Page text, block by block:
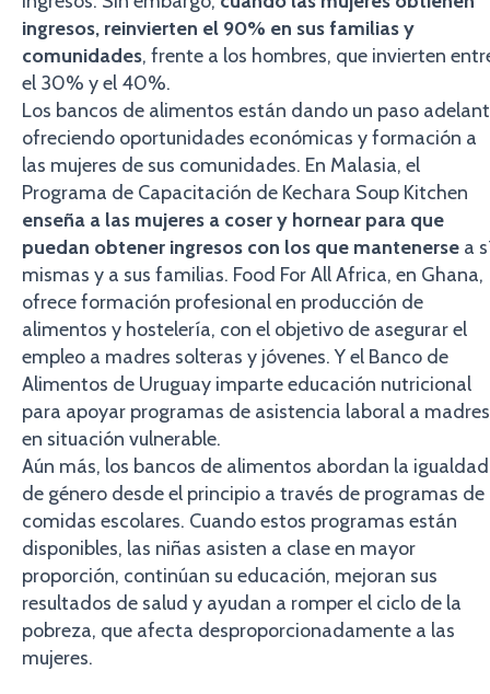
ingresos, reinvierten el 90% en sus familias y
comunidades, frente a los hombres, que invierten
el 30% y el 40%.
Los bancos de alimentos están dando un paso
ofreciendo oportunidades económicas y formación a
las mujeres de sus comunidades. En Malasia, el
Programa de Capacitación de Kechara Soup Kitchen
enseña a las mujeres a coser y hornear para que
puedan obtener ingresos con los que mantenerse a
mismas y a sus familias. Food For All Africa, en Ghana,
ofrece formación profesional en producción de
alimentos y hostelería, con el objetivo de asegurar el
empleo a madres solteras y jóvenes. Y el Banco de
Alimentos de Uruguay imparte educación nutricional
para apoyar programas de asistencia laboral a madres
en situación vulnerable.
Aún más, los bancos de alimentos abordan la igualdad
de género desde el principio a través de programas de
comidas escolares. Cuando estos programas están
disponibles, las niñas asisten a clase en mayor
proporción, continúan su educación, mejoran sus
resultados de salud y ayudan a romper el ciclo de la
pobreza, que afecta desproporcionadamente a las
mujeres.